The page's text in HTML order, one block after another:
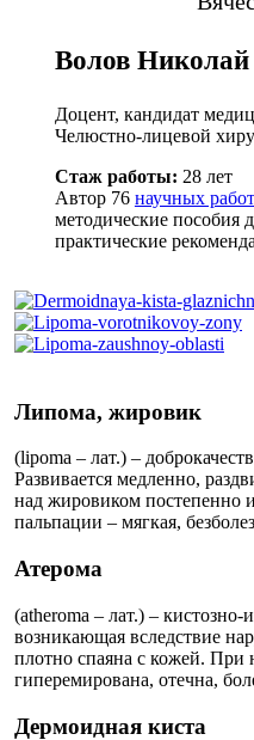
Волов Николай
Доцент, кандидат
Челюстно-лицевой
Стаж работы: 28 лет
Автор 76 научных работ
методические пособия
практические
Липома, жировик
(lipoma – лат.) –
Развивается медленно,
над жировиком постепенно
пальпации – мягкая,
Атерома
(atheroma – лат.) – кистозно-
возникающая вследствие
плотно спаяна с кожей. При
гиперемирована, отечна,
Дермоидная киста